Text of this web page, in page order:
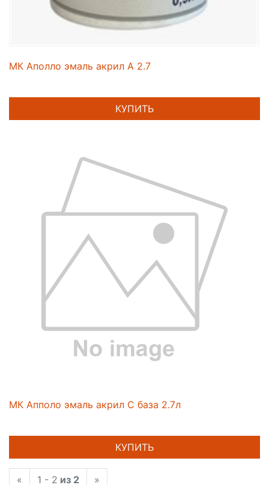
МК Аполло эмаль акрил А 2.7
КУПИТЬ
МК Апполо эмаль акрил С база 2.7л
КУПИТЬ
« 1 - 2 из 2 »